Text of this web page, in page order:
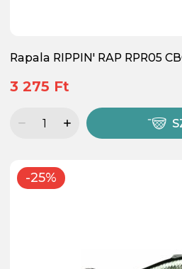
Rapala RIPPIN' RAP RPR05
3 275 Ft
-25%